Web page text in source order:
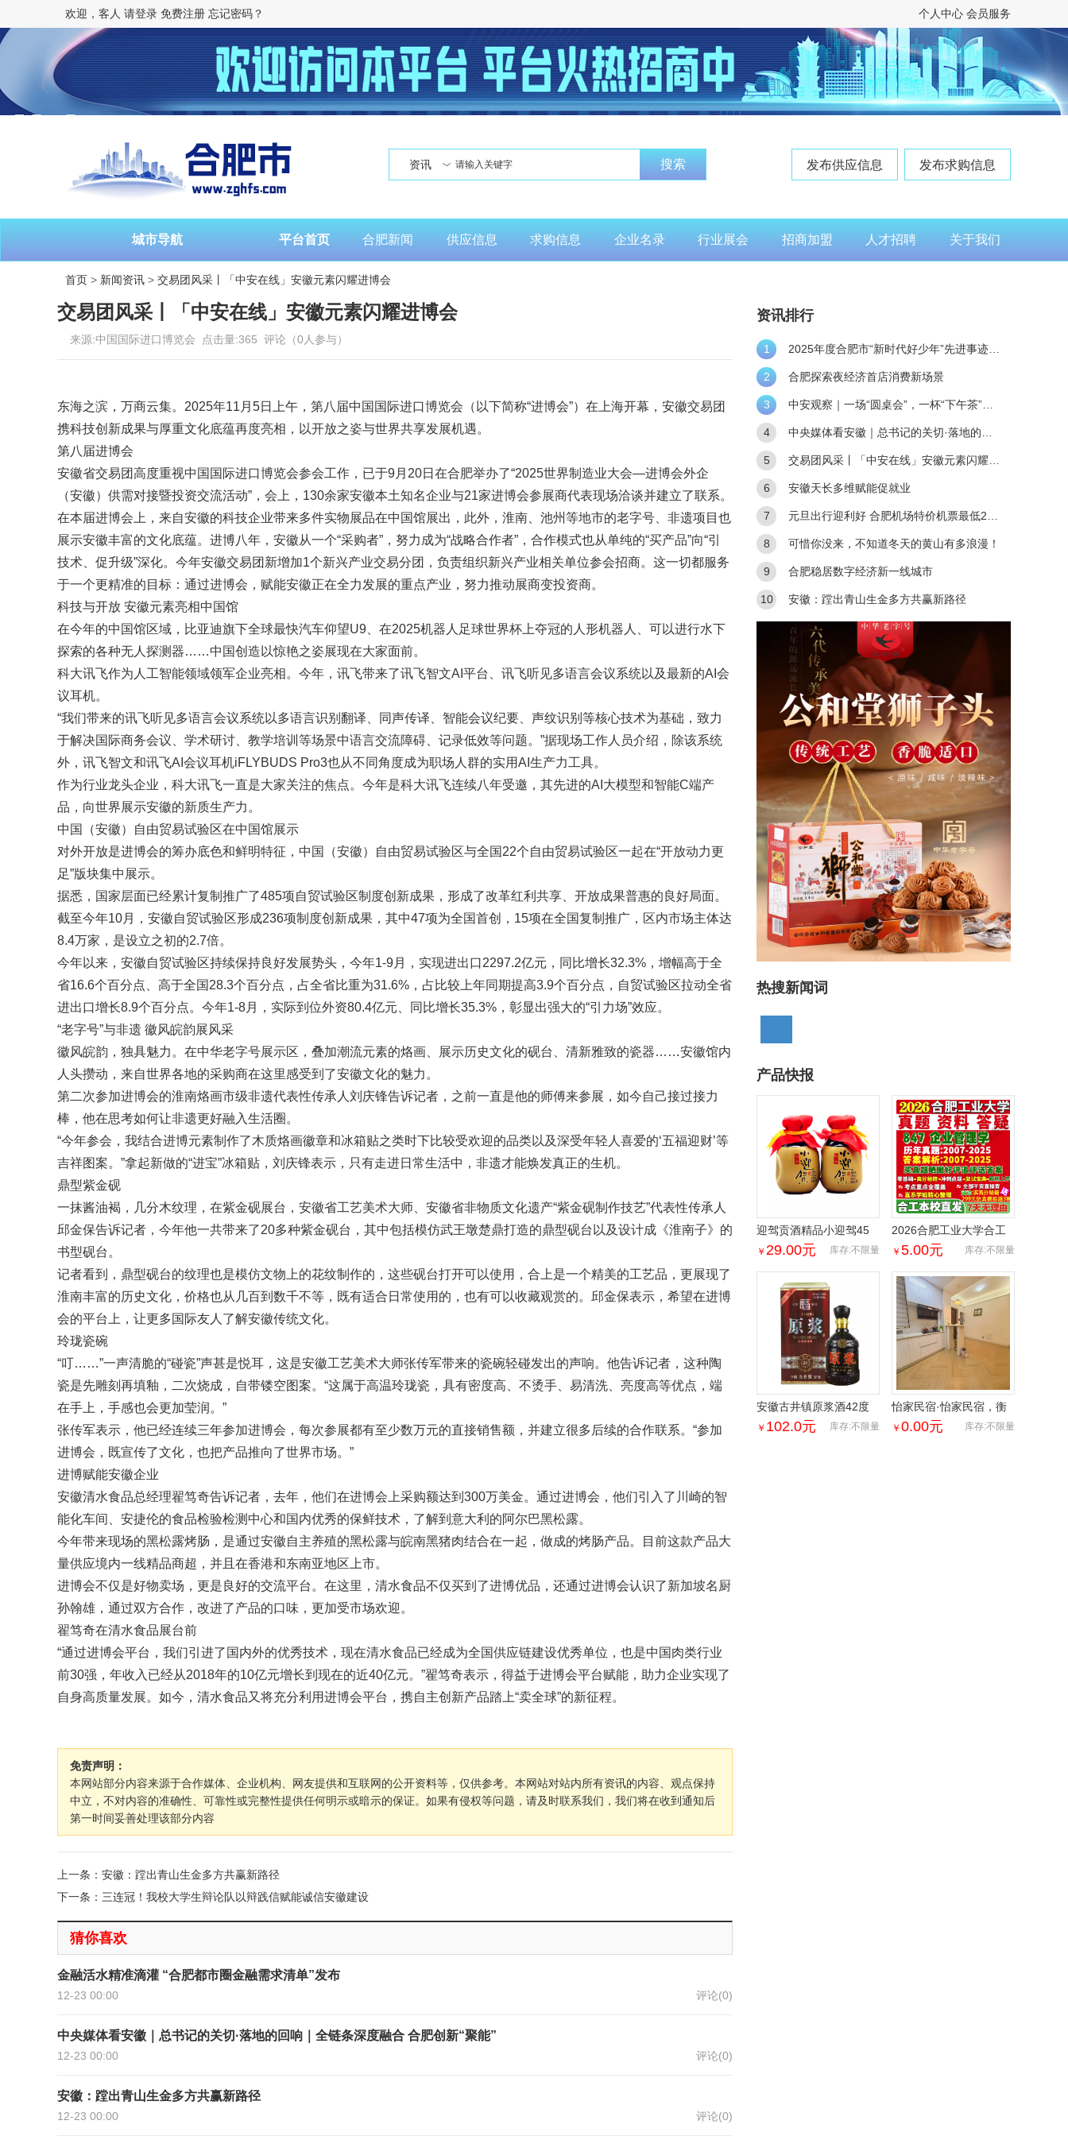
欢迎，客人 请登录 免费注册 忘记密码？ 个人中心 会员服务
资讯 搜索 发布供应信息 发布求购信息
城市导航 平台首页 合肥新闻 供应信息 求购信息 企业名录 行业展会 招商加盟 人才招聘 关于我们
首页 > 新闻资讯 > 交易团风采丨「中安在线」安徽元素闪耀进博会
交易团风采丨「中安在线」安徽元素闪耀进博会
来源:中国国际进口博览会 点击量:365 评论（0人参与）
东海之滨，万商云集。2025年11月5日上午，第八届中国国际进口博览会（以下简称“进博会”）在上海开幕，安徽交易团
携科技创新成果与厚重文化底蕴再度亮相，以开放之姿与世界共享发展机遇。
第八届进博会
安徽省交易团高度重视中国国际进口博览会参会工作，已于9月20日在合肥举办了“2025世界制造业大会—进博会外企
（安徽）供需对接暨投资交流活动”，会上，130余家安徽本土知名企业与21家进博会参展商代表现场洽谈并建立了联系。
在本届进博会上，来自安徽的科技企业带来多件实物展品在中国馆展出，此外，淮南、池州等地市的老字号、非遗项目也
展示安徽丰富的文化底蕴。进博八年，安徽从一个“采购者”，努力成为“战略合作者”，合作模式也从单纯的“买产品”向“引
技术、促升级”深化。今年安徽交易团新增加1个新兴产业交易分团，负责组织新兴产业相关单位参会招商。这一切都服务
于一个更精准的目标：通过进博会，赋能安徽正在全力发展的重点产业，努力推动展商变投资商。
科技与开放 安徽元素亮相中国馆
在今年的中国馆区域，比亚迪旗下全球最快汽车仰望U9、在2025机器人足球世界杯上夺冠的人形机器人、可以进行水下
探索的各种无人探测器……中国创造以惊艳之姿展现在大家面前。
科大讯飞作为人工智能领域领军企业亮相。今年，讯飞带来了讯飞智文AI平台、讯飞听见多语言会议系统以及最新的AI会
议耳机。
“我们带来的讯飞听见多语言会议系统以多语言识别翻译、同声传译、智能会议纪要、声纹识别等核心技术为基础，致力
于解决国际商务会议、学术研讨、教学培训等场景中语言交流障碍、记录低效等问题。”据现场工作人员介绍，除该系统
外，讯飞智文和讯飞AI会议耳机iFLYBUDS Pro3也从不同角度成为职场人群的实用AI生产力工具。
作为行业龙头企业，科大讯飞一直是大家关注的焦点。今年是科大讯飞连续八年受邀，其先进的AI大模型和智能C端产
品，向世界展示安徽的新质生产力。
中国（安徽）自由贸易试验区在中国馆展示
对外开放是进博会的筹办底色和鲜明特征，中国（安徽）自由贸易试验区与全国22个自由贸易试验区一起在“开放动力更
足”版块集中展示。
据悉，国家层面已经累计复制推广了485项自贸试验区制度创新成果，形成了改革红利共享、开放成果普惠的良好局面。
截至今年10月，安徽自贸试验区形成236项制度创新成果，其中47项为全国首创，15项在全国复制推广，区内市场主体达
8.4万家，是设立之初的2.7倍。
今年以来，安徽自贸试验区持续保持良好发展势头，今年1-9月，实现进出口2297.2亿元，同比增长32.3%，增幅高于全
省16.6个百分点、高于全国28.3个百分点，占全省比重为31.6%，占比较上年同期提高3.9个百分点，自贸试验区拉动全省
进出口增长8.9个百分点。今年1-8月，实际到位外资80.4亿元、同比增长35.3%，彰显出强大的“引力场”效应。
“老字号”与非遗 徽风皖韵展风采
徽风皖韵，独具魅力。在中华老字号展示区，叠加潮流元素的烙画、展示历史文化的砚台、清新雅致的瓷器……安徽馆内
人头攒动，来自世界各地的采购商在这里感受到了安徽文化的魅力。
第二次参加进博会的淮南烙画市级非遗代表性传承人刘庆锋告诉记者，之前一直是他的师傅来参展，如今自己接过接力
棒，他在思考如何让非遗更好融入生活圈。
“今年参会，我结合进博元素制作了木质烙画徽章和冰箱贴之类时下比较受欢迎的品类以及深受年轻人喜爱的‘五福迎财’等
吉祥图案。”拿起新做的“进宝”冰箱贴，刘庆锋表示，只有走进日常生活中，非遗才能焕发真正的生机。
鼎型紫金砚
一抹酱油褐，几分木纹理，在紫金砚展台，安徽省工艺美术大师、安徽省非物质文化遗产“紫金砚制作技艺”代表性传承人
邱金保告诉记者，今年他一共带来了20多种紫金砚台，其中包括模仿武王墩楚鼎打造的鼎型砚台以及设计成《淮南子》的
书型砚台。
记者看到，鼎型砚台的纹理也是模仿文物上的花纹制作的，这些砚台打开可以使用，合上是一个精美的工艺品，更展现了
淮南丰富的历史文化，价格也从几百到数千不等，既有适合日常使用的，也有可以收藏观赏的。邱金保表示，希望在进博
会的平台上，让更多国际友人了解安徽传统文化。
玲珑瓷碗
“叮……”一声清脆的“碰瓷”声甚是悦耳，这是安徽工艺美术大师张传军带来的瓷碗轻碰发出的声响。他告诉记者，这种陶
瓷是先雕刻再填釉，二次烧成，自带镂空图案。“这属于高温玲珑瓷，具有密度高、不烫手、易清洗、亮度高等优点，端
在手上，手感也会更加莹润。”
张传军表示，他已经连续三年参加进博会，每次参展都有至少数万元的直接销售额，并建立很多后续的合作联系。“参加
进博会，既宣传了文化，也把产品推向了世界市场。”
进博赋能安徽企业
安徽清水食品总经理翟笃奇告诉记者，去年，他们在进博会上采购额达到300万美金。通过进博会，他们引入了川崎的智
能化车间、安捷伦的食品检验检测中心和国内优秀的保鲜技术，了解到意大利的阿尔巴黑松露。
今年带来现场的黑松露烤肠，是通过安徽自主养殖的黑松露与皖南黑猪肉结合在一起，做成的烤肠产品。目前这款产品大
量供应境内一线精品商超，并且在香港和东南亚地区上市。
进博会不仅是好物卖场，更是良好的交流平台。在这里，清水食品不仅买到了进博优品，还通过进博会认识了新加坡名厨
孙翰雄，通过双方合作，改进了产品的口味，更加受市场欢迎。
翟笃奇在清水食品展台前
“通过进博会平台，我们引进了国内外的优秀技术，现在清水食品已经成为全国供应链建设优秀单位，也是中国肉类行业
前30强，年收入已经从2018年的10亿元增长到现在的近40亿元。”翟笃奇表示，得益于进博会平台赋能，助力企业实现了
自身高质量发展。如今，清水食品又将充分利用进博会平台，携自主创新产品踏上“卖全球”的新征程。
免责声明：
本网站部分内容来源于合作媒体、企业机构、网友提供和互联网的公开资料等，仅供参考。本网站对站内所有资讯的内容、观点保持
中立，不对内容的准确性、可靠性或完整性提供任何明示或暗示的保证。如果有侵权等问题，请及时联系我们，我们将在收到通知后
第一时间妥善处理该部分内容
上一条：安徽：蹚出青山生金多方共赢新路径
下一条：三连冠！我校大学生辩论队以辩践信赋能诚信安徽建设
猜你喜欢
金融活水精准滴灌 “合肥都市圈金融需求清单”发布
12-23 00:00 评论(0)
中央媒体看安徽｜总书记的关切·落地的回响｜全链条深度融合 合肥创新“聚能”
12-23 00:00 评论(0)
安徽：蹚出青山生金多方共赢新路径
12-23 00:00 评论(0)
资讯排行
1 2025年度合肥市“新时代好少年”先进事迹发
布活动启动
2 合肥探索夜经济首店消费新场景
3 中安观察｜一场“圆桌会”，一杯“下午茶”，
如何让安徽链接世界？
4 中央媒体看安徽｜总书记的关切·落地的回
响｜全链条深度融合 合肥创新“聚能”
5 交易团风采丨「中安在线」安徽元素闪耀进
博会
6 安徽天长多维赋能促就业
7 元旦出行迎利好 合肥机场特价机票最低249
元起
8 可惜你没来，不知道冬天的黄山有多浪漫️！
9 合肥稳居数字经济新一线城市
10 安徽：蹚出青山生金多方共赢新路径
热搜新闻词
产品快报
迎驾贡酒精品小迎驾45
度220毫升小坛安徽浓香
￥ 29.00元 库存:不限量
2026合肥工业大学合工
大847企业管理学工商考
答案资料考前冲刺押题预
测三套卷3套题
￥ 5.00元 库存:不限量
安徽古井镇原浆酒42度
52度浓香型白酒整箱发
￥ 102.0元 库存:不限量
怡家民宿·怡家民宿，衡
安中学，家用电器齐全，
￥ 0.00元 库存:不限量